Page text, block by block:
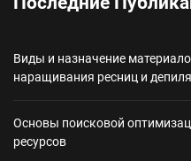
Виды и назначение
наращивания ресниц и
Основы поисковой
ресурсов